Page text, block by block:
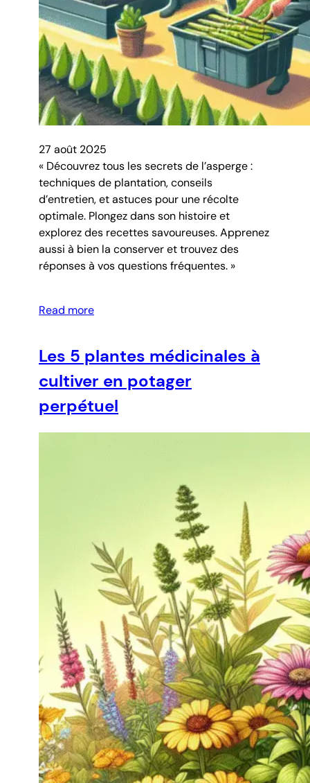
27 août 2025
« Découvrez tous les secrets de l’asperge :
techniques de plantation, conseils
d’entretien, et astuces pour une récolte
optimale. Plongez dans son histoire et
explorez des recettes savoureuses. Apprenez
aussi à bien la conserver et trouvez des
réponses à vos questions fréquentes. »
Read more
Les 5 plantes médicinales à
cultiver en potager
perpétuel